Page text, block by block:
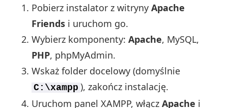
Pobierz instalator z witrynyApache
Friends i uruchom go.
Wybierz komponenty:Apache, MySQL,
PHP, phpMyAdmin.
Wskaż folder docelowy (domyślnie
C:\xampp ), zakończ instalację.
Uruchom panel XAMPP, włączApache i